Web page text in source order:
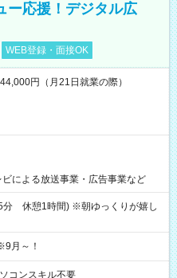
ー応援！デジタル広
WEB登録・面接OK
円（月21日就業の際）
ビによる放送事業・広告事業など
分 休憩1時間) ※朝ゆっくりが嬉し
月～！
コンスキル不要